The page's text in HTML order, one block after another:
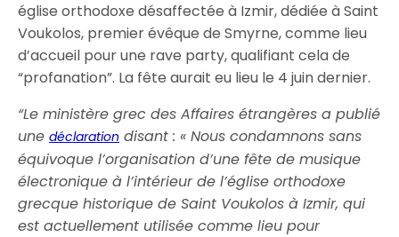
église orthodoxe désaffectée à Izmir, dédiée à Saint
Voukolos, premier évêque de Smyrne, comme lieu
d’accueil pour une rave party, qualifiant cela de
“profanation”. La fête aurait eu lieu le 4 juin dernier.
“Le ministère grec des Affaires étrangères a publié
unedéclaration disant : « Nous condamnons sans
équivoque l’organisation d’une fête de musique
électronique à l’intérieur de l’église orthodoxe
grecque historique de Saint Voukolos à Izmir, qui
est actuellement utilisée comme lieu pour